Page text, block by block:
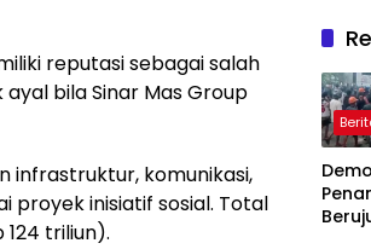
reputasi sebagai salah
bila Sinar Mas Group
infrastruktur, komunikasi,
proyek inisiatif sosial. Total
triliun).
Demo